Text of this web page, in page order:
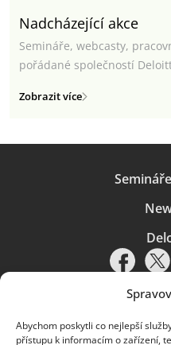
Abychom poskytli co nejlepší
přístupu k informacím o zařízení,
Nadcházející akce
Semináře, webcasty,
pořádané společností
Zobrazit více
Pravidla používání|Ochrana